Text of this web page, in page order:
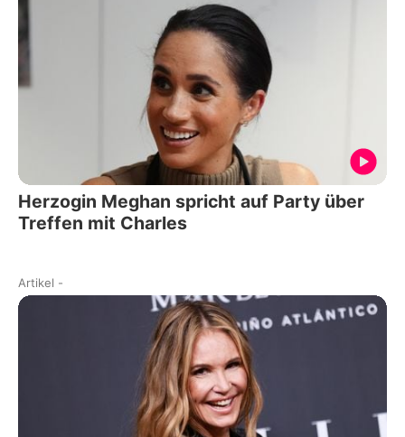
Herzogin Meghan spricht auf Party über
Treffen mit Charles
Artikel -